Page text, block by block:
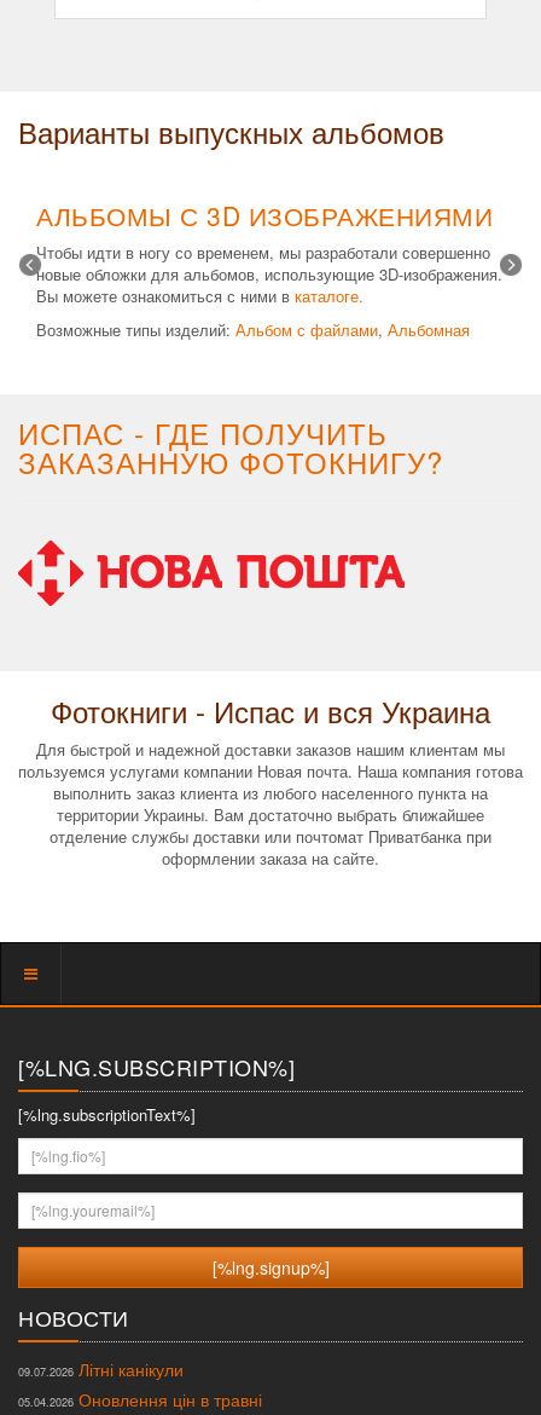
Варианты выпускных альбомов
АЛЬБОМЫ С 3D ИЗОБРАЖЕНИЯМИ
Чтобы идти в ногу со временем, мы разработали совершенно
новые обложки для альбомов, использующие 3D-изображения.
Вы можете ознакомиться с ними в каталоге.
Возможные типы изделий: Альбом с файлами, Альбомная
ИСПАС - ГДЕ ПОЛУЧИТЬ
ЗАКАЗАННУЮ ФОТОКНИГУ?
Фотокниги - Испас и вся Украина
Для быстрой и надежной доставки заказов нашим клиентам мы
пользуемся услугами компании Новая почта. Наша компания готова
выполнить заказ клиента из любого населенного пункта на
территории Украины. Вам достаточно выбрать ближайшее
отделение службы доставки или почтомат Приватбанка при
оформлении заказа на сайте.
Показать
[%LNG.SUBSCRIPTION%]
[%lng.subscriptionText%]
[%lng.fio%]
[%lng.youremail%]
НОВОСТИ
09.07.2026 Літні канікули
05.04.2026 Оновлення цін в травні